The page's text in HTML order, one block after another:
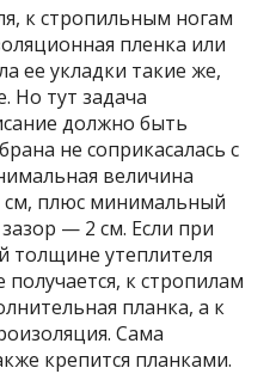
к стропильным ногам
пленка или
ее укладки такие же,
Но тут задача
должно быть
не соприкасалась с
величина
см, плюс минимальный
— 2 см. Если при
толщине утеплителя
получается, к стропилам
планка, а к
Сама
крепится планками.